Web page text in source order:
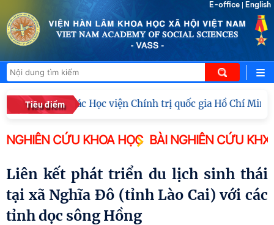
E-office English
Tiêu điểm
Đoàn công tác Học viện Chính trị quốc gia Hồ Chí Minh
NGHIÊN CỨU KHOA HỌC BÀI NGHIÊN CỨU
Liên kết phát triển du lịch sinh thái
tại xã Nghĩa Đô (tỉnh Lào Cai) với các
tỉnh dọc sông Hồng